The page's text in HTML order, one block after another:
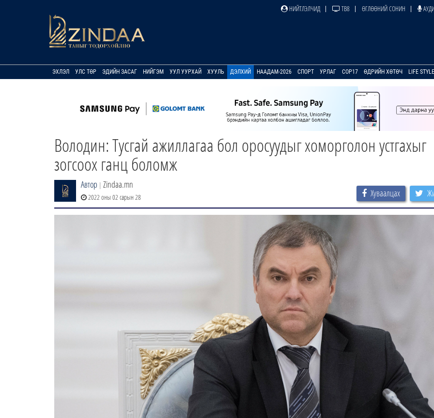
НИЙТЛЭЛЧИД ТВ8 ӨГЛӨӨНИЙ СОНИН
ЭХЛЭЛ УЛС ТӨР ЭДИЙН ЗАСАГ НИЙГЭМ УУЛ УУРХАЙ ХУУЛЬ ДЭЛХИЙ НААДАМ-2026 СПОРТ УРЛАГ COP17 ӨДРИЙН ХӨТӨЧ LIFE STYLE
Володин: Тусгай ажиллагаа бол оросуудыг хоморголон устгахыг
зогсоох ганц боломж
Автор | Zindaa.mn
2022 оны 02 сарын 28 Хуваалцах